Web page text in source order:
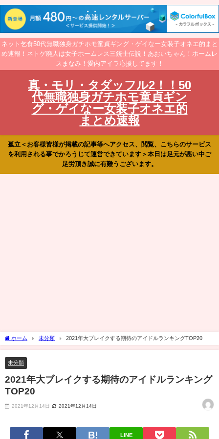
ネット乞食50代無職独身ガチホモ童貞ギング・ゲイなー女装子オネエ的まと
め速報！ネトゲ廃人は女子ホームレス三銃士伝説！あおいちゃん！ホームレ
スまなみ！愛内アイラ応援してます！
真・モリ・タダッフル2！！50
代無職独身ガチホモ童貞ギン
グ・ゲイなー女装子オネエ的
まとめ速報
孤立＜お客様皆様が掲載の記事等へアクセス、閲覧、こちらのサービス
を利用される事でかろうじて運営できています＞本日は足元が悪い中ご
足労頂き誠に有難うございます。
ホーム 未分類 2021年大ブレイクする期待のアイドルランキングTOP20
未分類
2021年大ブレイクする期待のアイドルランキング
TOP20
2021年12月14日 2021年12月14日
LINE